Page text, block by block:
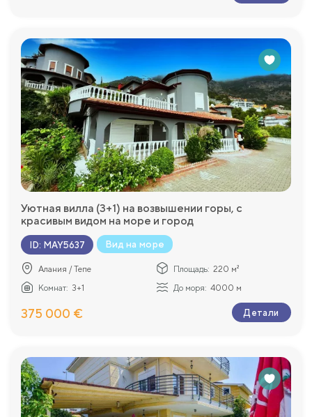
Уютная вилла (3+1) на возвышении горы, с
красивым видом на море и город
ID: MAY5637 Вид на море
Алания / Тепе Площадь: 220 м²
Комнат: 3+1 До моря: 4000 м
375 000 € Детали